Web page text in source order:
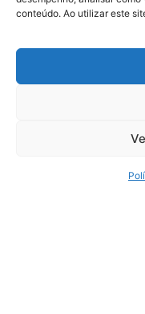
conteúdo. Ao utilizar este
+55 (11) 3254-
Reforma Tributária